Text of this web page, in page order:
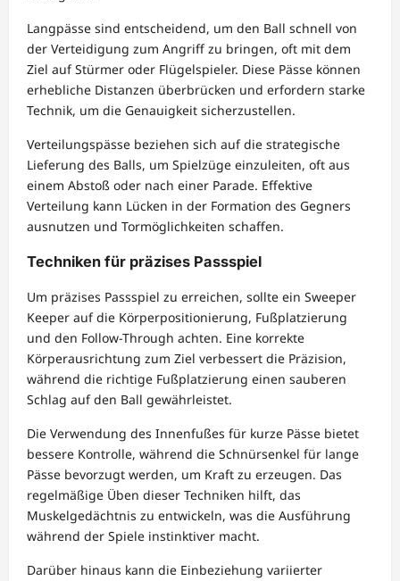
Langpässe sind entscheidend, um den Ball schnell von
der Verteidigung zum Angriff zu bringen, oft mit dem
Ziel auf Stürmer oder Flügelspieler. Diese Pässe können
erhebliche Distanzen überbrücken und erfordern starke
Technik, um die Genauigkeit sicherzustellen.
Verteilungspässe beziehen sich auf die strategische
Lieferung des Balls, um Spielzüge einzuleiten, oft aus
einem Abstoß oder nach einer Parade. Effektive
Verteilung kann Lücken in der Formation des Gegners
ausnutzen und Tormöglichkeiten schaffen.
Techniken für präzises Passspiel
Um präzises Passspiel zu erreichen, sollte ein Sweeper
Keeper auf die Körperpositionierung, Fußplatzierung
und den Follow-Through achten. Eine korrekte
Körperausrichtung zum Ziel verbessert die Präzision,
während die richtige Fußplatzierung einen sauberen
Schlag auf den Ball gewährleistet.
Die Verwendung des Innenfußes für kurze Pässe bietet
bessere Kontrolle, während die Schnürsenkel für lange
Pässe bevorzugt werden, um Kraft zu erzeugen. Das
regelmäßige Üben dieser Techniken hilft, das
Muskelgedächtnis zu entwickeln, was die Ausführung
während der Spiele instinktiver macht.
Darüber hinaus kann die Einbeziehung variierter